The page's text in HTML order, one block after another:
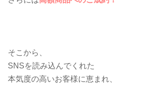
そこから、
SNSを読み込んでくれた
本気度の高いお客様に恵まれ、